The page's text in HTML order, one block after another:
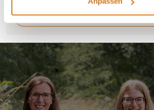
Futterproben bestellen